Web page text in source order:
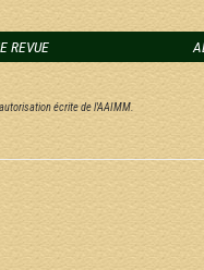
REVUE
écrite de l'AAIMM.